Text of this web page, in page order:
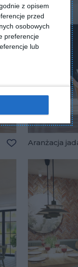
z opisem
przed
osobowych
preferencje
lub
Aranżacja